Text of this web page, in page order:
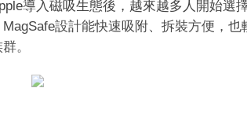
導入磁吸生態後，越來越多人開始選
設計能快速吸附、拆裝方便，
。